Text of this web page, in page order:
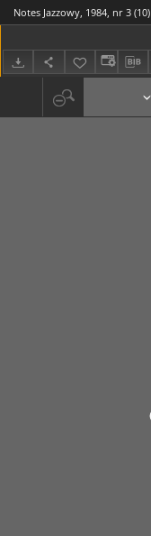
Notes Jazzowy, 1984, nr 3 (10)